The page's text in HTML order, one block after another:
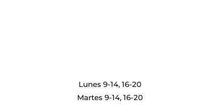
Lunes 9-14, 16-20
Martes 9-14, 16-20